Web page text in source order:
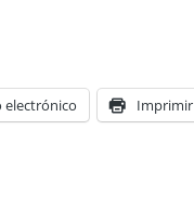
electrónico Imprimir